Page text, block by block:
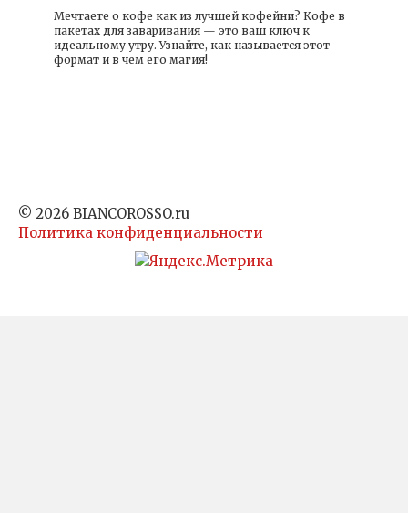
Мечтаете о кофе как из лучшей кофейни? Кофе в
пакетах для заваривания — это ваш ключ к
идеальному утру. Узнайте, как называется этот
формат и в чем его магия!
© 2026 BIANCOROSSO.ru
Политика конфиденциальности